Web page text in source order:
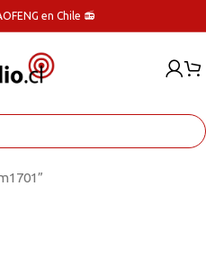
en Chile 📻